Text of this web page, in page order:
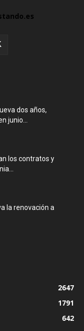
dos años,
junio...
los contratos y
la renovación a
2647
1791
642